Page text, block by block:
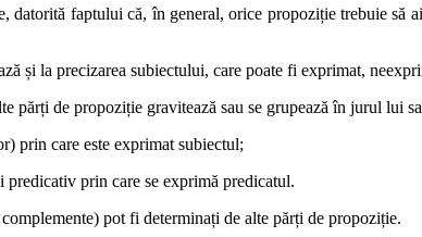
datorită faptului că, în general, orice propoziție trebuie
și la precizarea subiectului, care poate fi exprimat,
părți de propoziție gravitează sau se grupează în jurul lui
prin care este exprimat subiectul;
prin care se exprimă predicatul.
pot fi determinați de alte părți de propoziție.